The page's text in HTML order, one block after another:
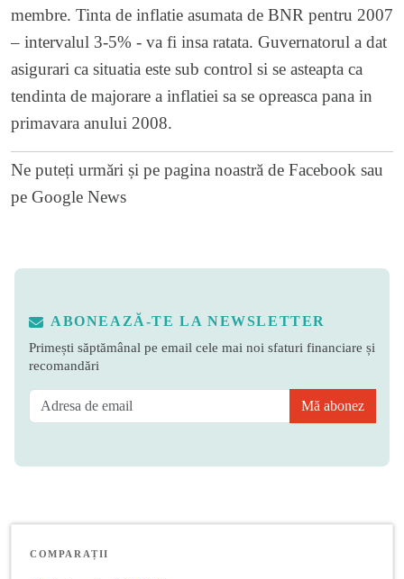
membre. Tinta de inflatie asumata de BNR pentru 2007
– intervalul 3-5% - va fi insa ratata. Guvernatorul a dat
asigurari ca situatia este sub control si se asteapta ca
tendinta de majorare a inflatiei sa se opreasca pana in
primavara anului 2008.
Ne puteți urmări și pe pagina noastră de Facebook sau
pe Google News
ABONEAZĂ-TE LA NEWSLETTER
Primești săptămânal pe email cele mai noi sfaturi financiare și
recomandări
Mă abonez
COMPARAȚII